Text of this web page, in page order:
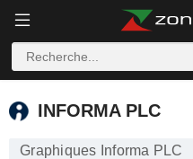
INFORMA PLC
INFORMA PLC
Graphiques Informa PLC